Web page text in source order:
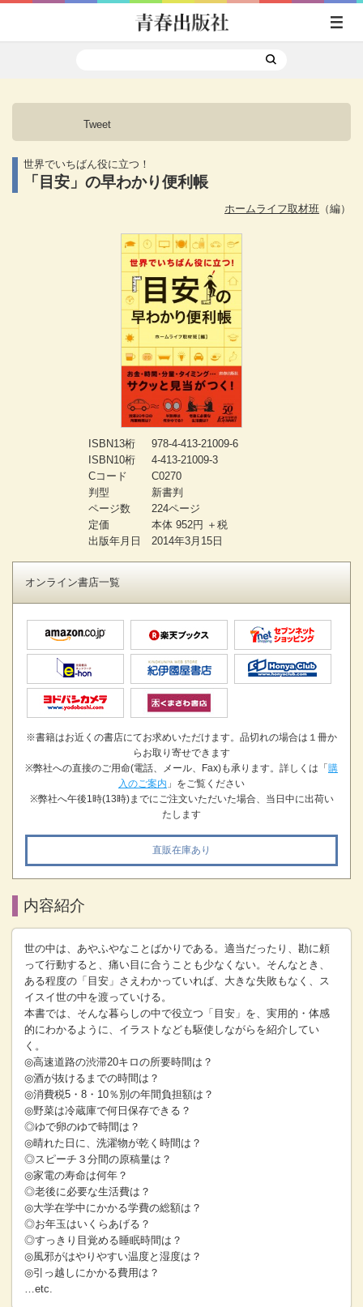
Tweet
世界でいちばん役に立つ！
「目安」の早わかり便利帳
ホームライフ取材班 （編）
ISBN13桁
978-4-413-21009-6
ISBN10桁
4-413-21009-3
Cコード
C0270
判型
新書判
ページ数
224ページ
定価
本体 952円 ＋税
出版年月日
2014年3月15日
オンライン書店一覧
※書籍はお近くの書店にてお求めいただけます。品切れの場合は１冊か
らお取り寄せできます
※弊社への直接のご用命(電話、メール、Fax)も承ります。詳しくは「 購
入のご案内 」をご覧ください
※弊社へ午後1時(13時)までにご注文いただいた場合、当日中に出荷い
たします
直販在庫あり
内容紹介
世の中は、あやふやなことばかりである。適当だったり、勘に頼
って行動すると、痛い目に合うことも少なくない。そんなとき、
ある程度の「目安」さえわかっていれば、大きな失敗もなく、ス
イスイ世の中を渡っていける。
本書では、そんな暮らしの中で役立つ「目安」を、実用的・体感
的にわかるように、イラストなども駆使しながらを紹介してい
く。
◎高速道路の渋滞20キロの所要時間は？
◎酒が抜けるまでの時間は？
◎消費税5・8・10％別の年間負担額は？
◎野菜は冷蔵庫で何日保存できる？
◎ゆで卵のゆで時間は？
◎晴れた日に、洗濯物が乾く時間は？
◎スピーチ３分間の原稿量は？
◎家電の寿命は何年？
◎老後に必要な生活費は？
◎大学在学中にかかる学費の総額は？
◎お年玉はいくらあげる？
◎すっきり目覚める睡眠時間は？
◎風邪がはやりやすい温度と湿度は？
◎引っ越しにかかる費用は？
…etc.